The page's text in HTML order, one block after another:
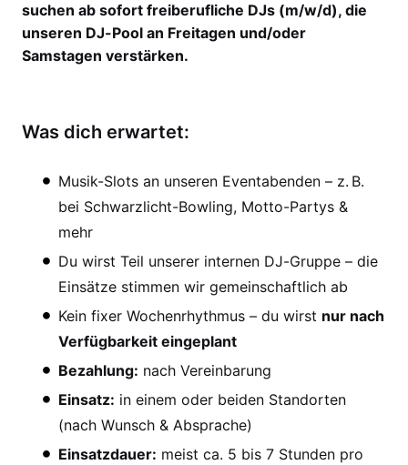
suchen ab sofort freiberufliche DJs (m/w/d), die
unseren DJ-Pool an Freitagen und/oder
Samstagen verstärken.
Was dich erwartet:
Musik-Slots an unseren Eventabenden – z. B.
bei Schwarzlicht-Bowling, Motto-Partys &
mehr
Du wirst Teil unserer internen DJ-Gruppe – die
Einsätze stimmen wir gemeinschaftlich ab
Kein fixer Wochenrhythmus – du wirst nur nach
Verfügbarkeit eingeplant
Bezahlung: nach Vereinbarung
Einsatz: in einem oder beiden Standorten
(nach Wunsch & Absprache)
Einsatzdauer: meist ca. 5 bis 7 Stunden pro